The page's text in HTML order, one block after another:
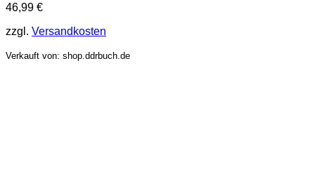
46,99 €
zzgl. Versandkosten
Verkauft von: shop.ddrbuch.de